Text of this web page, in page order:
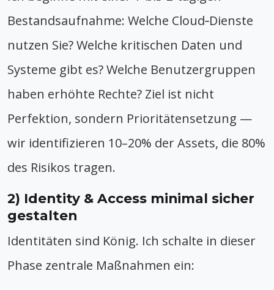
Bestandsaufnahme: Welche Cloud‑Dienste
nutzen Sie? Welche kritischen Daten und
Systeme gibt es? Welche Benutzergruppen
haben erhöhte Rechte? Ziel ist nicht
Perfektion, sondern Prioritätensetzung —
wir identifizieren 10–20% der Assets, die 80%
des Risikos tragen.
2) Identity & Access minimal sicher
gestalten
Identitäten sind König. Ich schalte in dieser
Phase zentrale Maßnahmen ein: